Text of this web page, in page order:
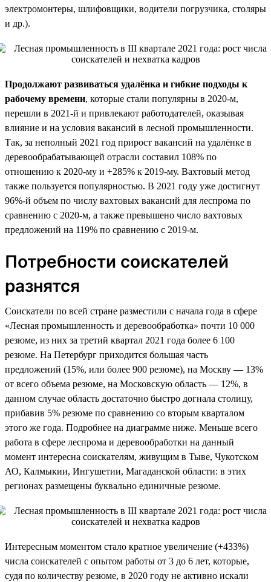
электромонтеры, шлифовщики, водители погрузчика, столяры
и др.).
Продолжают развиваться удалёнка и гибкие подходы к
рабочему времени, которые стали популярны в 2020-м,
перешли в 2021-й и привлекают работодателей, оказывая
влияние и на условия вакансий в лесной промышленности.
Так, за неполный 2021 год прирост вакансий на удалёнке в
деревообрабатывающей отрасли составил 108% по
отношению к 2020-му и +285% к 2019-му. Вахтовый метод
также пользуется популярностью. В 2021 году уже достигнут
96%-й объем по числу вахтовых вакансий для леспрома по
сравнению с 2020-м, а также превышено число вахтовых
предложений на 119% по сравнению с 2019-м.
Потребности соискателей
разнятся
Соискатели по всей стране разместили с начала года в сфере
«Лесная промышленность и деревообработка» почти 10 000
резюме, из них за третий квартал 2021 года более 6 100
резюме. На Петербург приходится большая часть
предложений (15%, или более 900 резюме), на Москву — 13%
от всего объема резюме, на Московскую область — 12%, в
данном случае область достаточно быстро догнала столицу,
прибавив 5% резюме по сравнению со вторым кварталом
этого же года. Подробнее на диаграмме ниже. Меньше всего
работа в сфере леспрома и деревообработки на данный
момент интересна соискателям, живущим в Тыве, Чукотском
АО, Калмыкии, Ингушетии, Магаданской области: в этих
регионах размещены буквально единичные резюме.
Интересным моментом стало кратное увеличение (+433%)
числа соискателей с опытом работы от 3 до 6 лет, которые,
судя по количеству резюме, в 2020 году не активно искали